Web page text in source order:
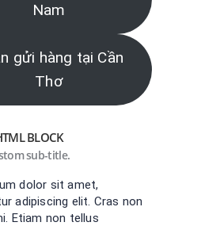
Nam
gửi hàng tại Cần
Thơ
BLOCK
sub-title.
dolor sit amet,
adipiscing elit. Cras non
Etiam non tellus